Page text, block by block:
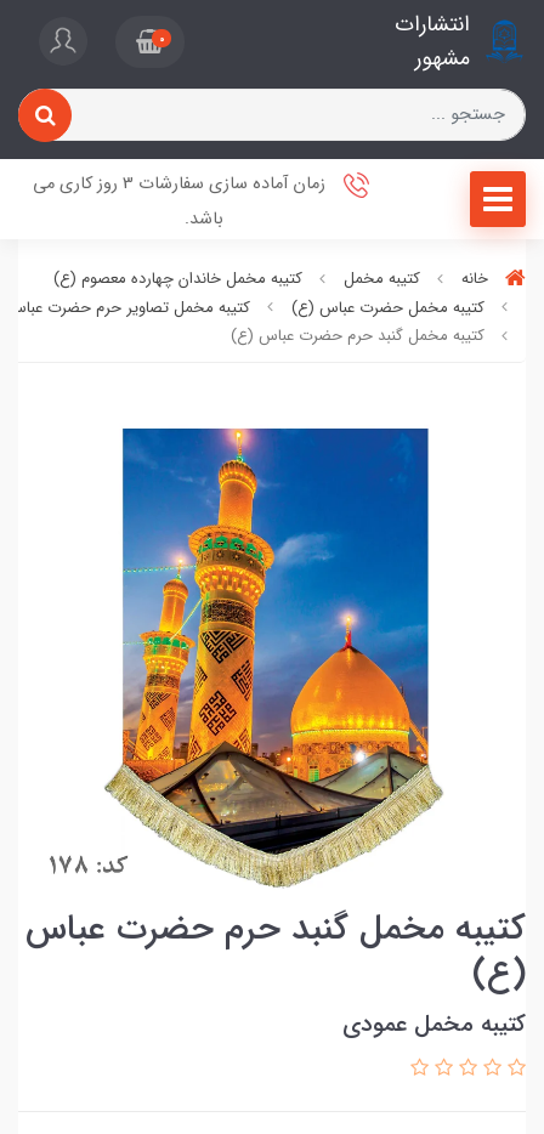
انتشارات
مشهور
0
زمان آماده سازی سفارشات 3 روز کاری می
باشد.
خانه کتیبه مخمل
کتیبه مخمل خاندان چهارده معصوم (ع)
کتیبه مخمل حضرت عباس (ع)
کتیبه مخمل تصاویر حرم حضرت
کتیبه مخمل گنبد حرم حضرت عباس (ع)
کتیبه مخمل گنبد حرم حضرت عباس
(ع)
کتیبه مخمل عمودی